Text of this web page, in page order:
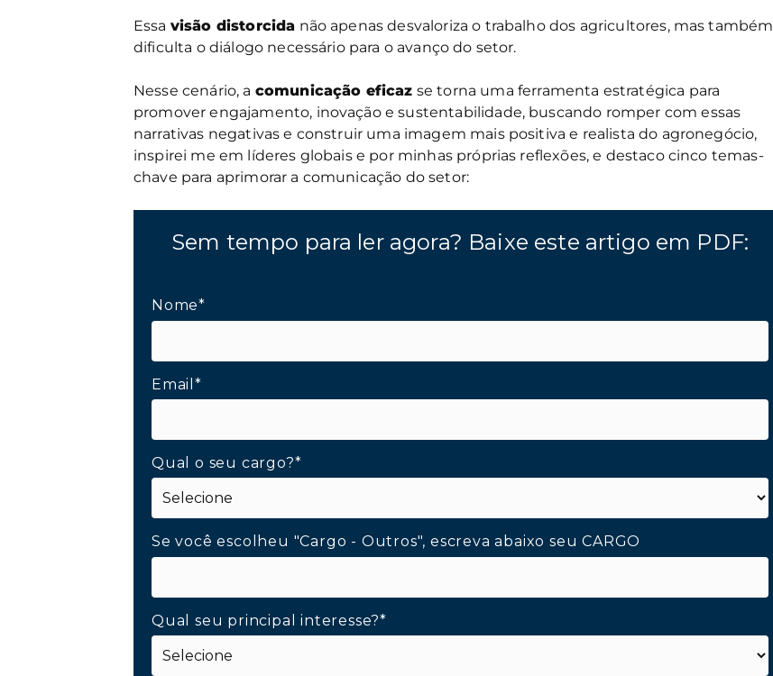
Essa visão distorcida não apenas desvaloriza o trabalho dos agricultores, mas também
dificulta o diálogo necessário para o avanço do setor.
Nesse cenário, a comunicação eficaz se torna uma ferramenta estratégica para
promover engajamento, inovação e sustentabilidade, buscando romper com essas
narrativas negativas e construir uma imagem mais positiva e realista do agronegócio,
inspirei me em líderes globais e por minhas próprias reflexões, e destaco cinco temas-
chave para aprimorar a comunicação do setor:
Sem tempo para ler agora? Baixe este artigo em PDF:
Nome*
Email*
Qual o seu cargo?*
Se você escolheu "Cargo - Outros", escreva abaixo seu CARGO
Qual seu principal interesse?*